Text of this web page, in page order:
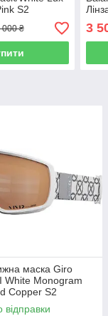
S2
000 ₴ 3
маска Giro
White Monogram
Copper S2
відправки